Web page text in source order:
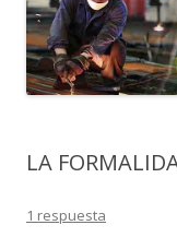
LA
1 respuesta